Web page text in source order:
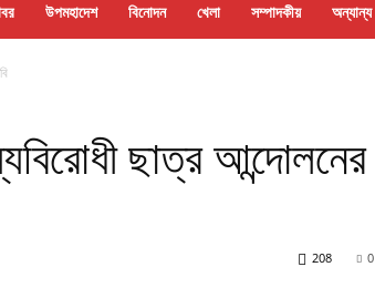
উপমহাদেশ বিনোদন খেলা সম্পাদকীয় অন্যান্য
ছাত্র আন্দোলনের
0
208